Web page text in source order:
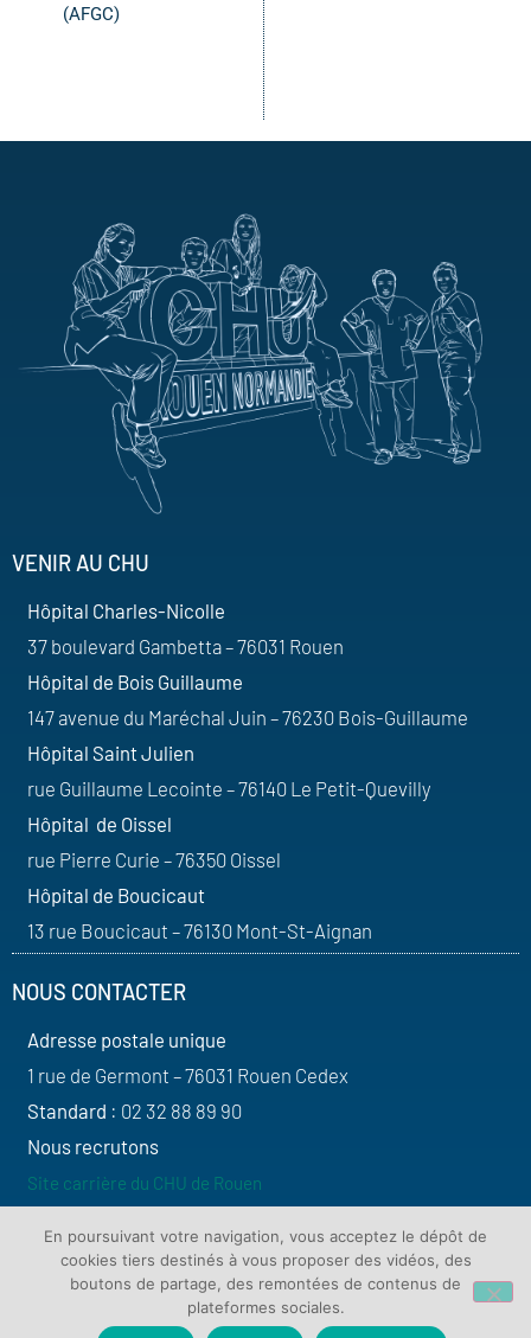
(AFGC)
VENIR AU CHU
Hôpital Charles-Nicolle
37 boulevard Gambetta – 76031 Rouen
Hôpital de Bois Guillaume
147 avenue du Maréchal Juin – 76230 Bois-Guillaume
Hôpital Saint Julien
rue Guillaume Lecointe – 76140 Le Petit-Quevilly
Hôpital de Oissel
rue Pierre Curie – 76350 Oissel
Hôpital de Boucicaut
13 rue Boucicaut – 76130 Mont-St-Aignan
NOUS CONTACTER
Adresse postale unique
1 rue de Germont – 76031 Rouen Cedex
Standard : 02 32 88 89 90
Nous recrutons
Site carrière du CHU de Rouen
SUIVEZ-NOUS
En poursuivant votre navigation, vous acceptez le dépôt de
cookies tiers destinés à vous proposer des vidéos, des
boutons de partage, des remontées de contenus de
plateformes sociales.